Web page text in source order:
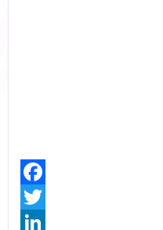
Facebook
Twitter